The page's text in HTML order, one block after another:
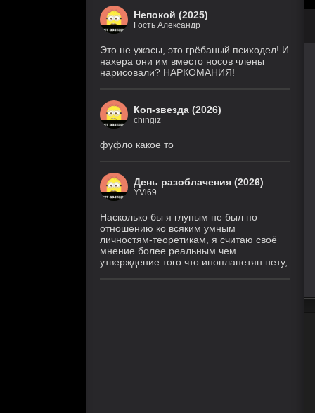
Непокой (2025)
Гость Александр
Это не ужасы, это грёбаный психодел! И
нахера они им вместо носов члены
нарисовали? НАРКОМАНИЯ!
Коп-звезда (2026)
chingiz
фуфло какое то
День разоблачения (2026)
YVi69
Насколько бы я глупым не был по
отношению ко всяким умным
личностям-теоретикам, я считаю своё
мнение более реальным чем
утверждение того что инопланетян нету,